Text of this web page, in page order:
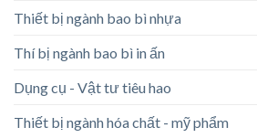
Thiết bị ngành bao bì nhựa
Thí bị ngành bao bì in ấn
Dụng cụ - Vật tư tiêu hao
Thiết bị ngành hóa chất - mỹ phẩm